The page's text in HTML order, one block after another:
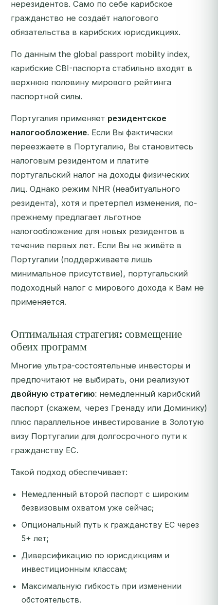
нерезидентов. Само по себе карибское
гражданство не создаёт налогового
обязательства в карибских юрисдикциях.
По данным the global passport mobility index,
карибские CBI-паспорта стабильно входят в
верхнюю половину мирового рейтинга
паспортной силы.
Португалия применяет резидентское
налогообложение. Если Вы фактически
переезжаете в Португалию, Вы становитесь
налоговым резидентом и платите
португальский налог на доходы физических
лиц. Однако режим NHR (неабитуального
резидента), хотя и претерпел изменения, по-
прежнему предлагает льготное
налогообложение для новых резидентов в
течение первых лет. Если Вы не живёте в
Португалии (поддерживаете лишь
минимальное присутствие), португальский
подоходный налог с мирового дохода к Вам не
применяется.
Оптимальная стратегия: совмещение
обеих программ
Многие ультра-состоятельные инвесторы и
предпочитают не выбирать, они реализуют
двойную стратегию: немедленный карибский
паспорт (скажем, через Гренаду или Доминику)
плюс параллельное инвестирование в Золотую
визу Португалии для долгосрочного пути к
гражданству ЕС.
Такой подход обеспечивает:
Немедленный второй паспорт с широким
безвизовым охватом уже сейчас;
Опциональный путь к гражданству ЕС через
5+ лет;
Диверсификацию по юрисдикциям и
инвестиционным классам;
Максимальную гибкость при изменении
обстоятельств.